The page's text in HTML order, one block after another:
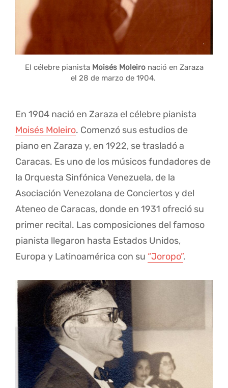
El célebre pianista Moisés Moleironació en Zaraza
el 28 de marzo de 1904.
En 1904 nació en Zaraza el célebre pianista
Moisés Moleiro. Comenzó sus estudios de
piano en Zaraza y, en 1922, se trasladó a
Caracas. Es uno de los músicos fundadores de
la Orquesta Sinfónica Venezuela, de la
Asociación Venezolana de Conciertos y del
Ateneo de Caracas, donde en 1931 ofreció su
primer recital. Las composiciones del famoso
pianista llegaron hasta Estados Unidos,
Europa y Latinoamérica con su “Joropo”.